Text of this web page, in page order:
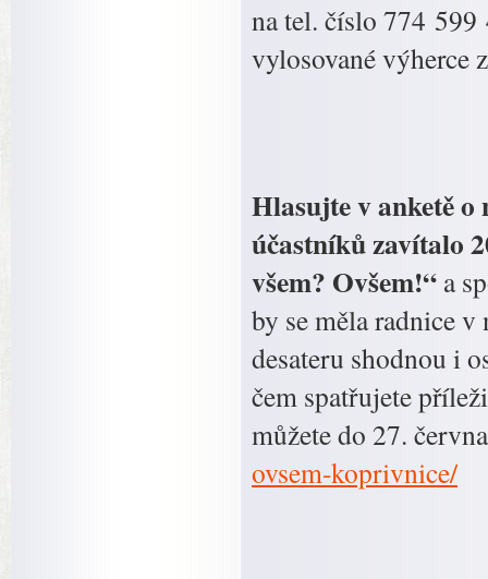
na tel. číslo 774
vylosované výherce
Hlasujte v anketě o
účastníků zavítalo
všem? Ovšem!“ a
by se měla radnice
desateru shodnou i
čem spatřujete
můžete do 27.
ovsem-koprivnice/